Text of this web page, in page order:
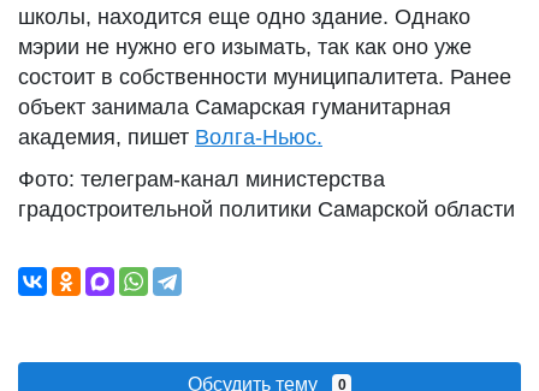
школы, находится еще одно здание. Однако
мэрии не нужно его изымать, так как оно уже
состоит в собственности муниципалитета. Ранее
объект занимала Самарская гуманитарная
академия, пишет Волга-Ньюс.
Фото: телеграм-канал министерства
градостроительной политики Самарской области
Обсудить тему 0